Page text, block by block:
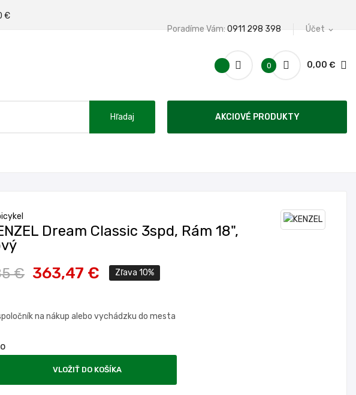
€
Účet expand_more
Poradíme Vám: 0911 298 398
0 0,00 €
Hľadaj AKCIOVÉ PRODUKTY
Dream Classic 3spd, Rám 18",
€ 363,47 € Zľava 10%
na nákup alebo vychádzku do mesta
VLOŽIŤ DO KOŠÍKA